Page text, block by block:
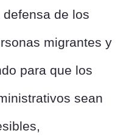
de los
migrantes y
para que los
sean